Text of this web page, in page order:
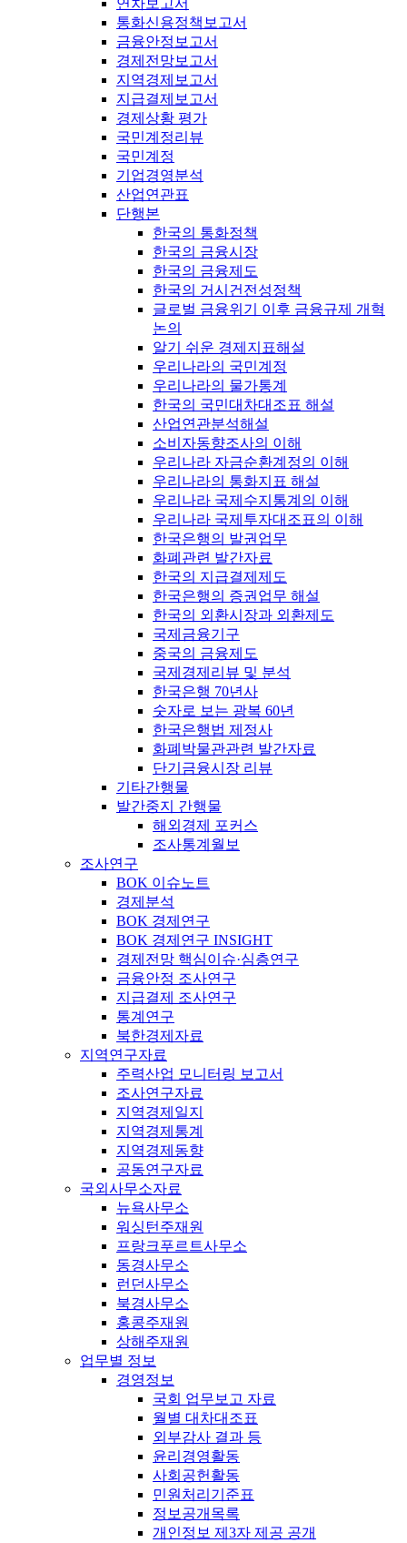
연차보고서
통화신용정책보고서
금융안정보고서
경제전망보고서
지역경제보고서
지급결제보고서
경제상황 평가
국민계정리뷰
국민계정
기업경영분석
산업연관표
단행본
한국의 통화정책
한국의 금융시장
한국의 금융제도
한국의 거시건전성정책
글로벌 금융위기 이후 금융규제 개혁
논의
알기 쉬운 경제지표해설
우리나라의 국민계정
우리나라의 물가통계
한국의 국민대차대조표 해설
산업연관분석해설
소비자동향조사의 이해
우리나라 자금순환계정의 이해
우리나라의 통화지표 해설
우리나라 국제수지통계의 이해
우리나라 국제투자대조표의 이해
한국은행의 발권업무
화폐관련 발간자료
한국의 지급결제제도
한국은행의 증권업무 해설
한국의 외환시장과 외환제도
국제금융기구
중국의 금융제도
국제경제리뷰 및 분석
한국은행 70년사
숫자로 보는 광복 60년
한국은행법 제정사
화폐박물관관련 발간자료
단기금융시장 리뷰
기타간행물
발간중지 간행물
해외경제 포커스
조사통계월보
조사연구
BOK 이슈노트
경제분석
BOK 경제연구
BOK 경제연구 INSIGHT
경제전망 핵심이슈·심층연구
금융안정 조사연구
지급결제 조사연구
통계연구
북한경제자료
지역연구자료
주력산업 모니터링 보고서
조사연구자료
지역경제일지
지역경제통계
지역경제동향
공동연구자료
국외사무소자료
뉴욕사무소
워싱턴주재원
프랑크푸르트사무소
동경사무소
런던사무소
북경사무소
홍콩주재원
상해주재원
업무별 정보
경영정보
국회 업무보고 자료
월별 대차대조표
외부감사 결과 등
윤리경영활동
사회공헌활동
민원처리기준표
정보공개목록
개인정보 제3자 제공 공개